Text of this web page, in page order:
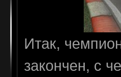
Итак,
закончен, с